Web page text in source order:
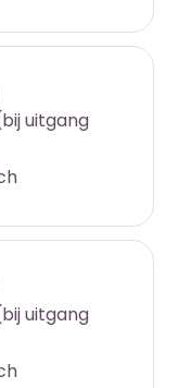
uitgang
uitgang